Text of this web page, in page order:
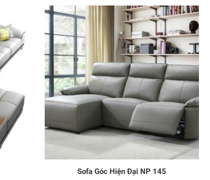
Sofa Góc Hiện Đại NP 145